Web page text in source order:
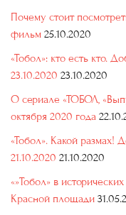
Почему стоит
фильм 25.10.2020
«Тобол»: кто есть кто.
23.10.2020 23.10.2020
О сериале «ТОБОЛ,
октября 2020 года
«Тобол». Какой размах!
21.10.2020 21.10.2020
«»Тобол» в
Красной площади